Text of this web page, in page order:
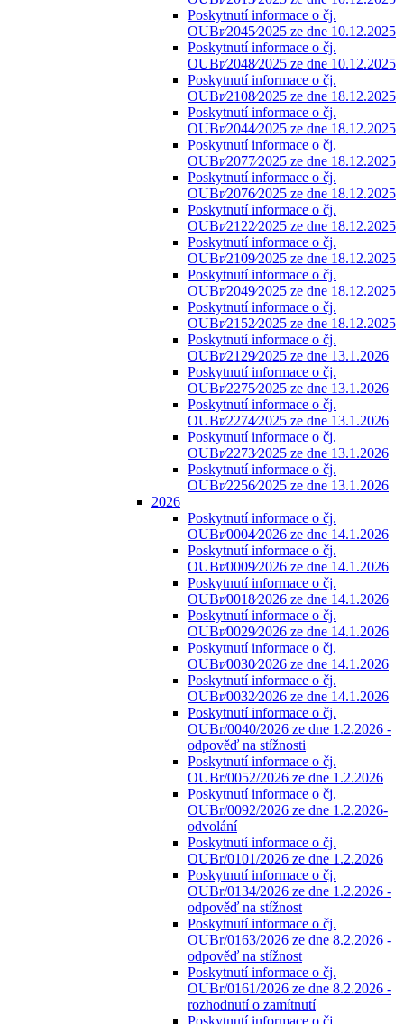
Poskytnutí informace o čj.
OUBr⁄2045⁄2025 ze dne 10.12.2025
Poskytnutí informace o čj.
OUBr⁄2048⁄2025 ze dne 10.12.2025
Poskytnutí informace o čj.
OUBr⁄2108⁄2025 ze dne 18.12.2025
Poskytnutí informace o čj.
OUBr⁄2044⁄2025 ze dne 18.12.2025
Poskytnutí informace o čj.
OUBr⁄2077⁄2025 ze dne 18.12.2025
Poskytnutí informace o čj.
OUBr⁄2076⁄2025 ze dne 18.12.2025
Poskytnutí informace o čj.
OUBr⁄2122⁄2025 ze dne 18.12.2025
Poskytnutí informace o čj.
OUBr⁄2109⁄2025 ze dne 18.12.2025
Poskytnutí informace o čj.
OUBr⁄2049⁄2025 ze dne 18.12.2025
Poskytnutí informace o čj.
OUBr⁄2152⁄2025 ze dne 18.12.2025
Poskytnutí informace o čj.
OUBr⁄2129⁄2025 ze dne 13.1.2026
Poskytnutí informace o čj.
OUBr⁄2275⁄2025 ze dne 13.1.2026
Poskytnutí informace o čj.
OUBr⁄2274⁄2025 ze dne 13.1.2026
Poskytnutí informace o čj.
OUBr⁄2273⁄2025 ze dne 13.1.2026
Poskytnutí informace o čj.
OUBr⁄2256⁄2025 ze dne 13.1.2026
2026
Poskytnutí informace o čj.
OUBr⁄0004⁄2026 ze dne 14.1.2026
Poskytnutí informace o čj.
OUBr⁄0009⁄2026 ze dne 14.1.2026
Poskytnutí informace o čj.
OUBr⁄0018⁄2026 ze dne 14.1.2026
Poskytnutí informace o čj.
OUBr⁄0029⁄2026 ze dne 14.1.2026
Poskytnutí informace o čj.
OUBr⁄0030⁄2026 ze dne 14.1.2026
Poskytnutí informace o čj.
OUBr⁄0032⁄2026 ze dne 14.1.2026
Poskytnutí informace o čj.
OUBr/0040/2026 ze dne 1.2.2026 -
odpověď na stížnosti
Poskytnutí informace o čj.
OUBr/0052/2026 ze dne 1.2.2026
Poskytnutí informace o čj.
OUBr/0092/2026 ze dne 1.2.2026-
odvolání
Poskytnutí informace o čj.
OUBr/0101/2026 ze dne 1.2.2026
Poskytnutí informace o čj.
OUBr/0134/2026 ze dne 1.2.2026 -
odpověď na stížnost
Poskytnutí informace o čj.
OUBr/0163/2026 ze dne 8.2.2026 -
odpověď na stížnost
Poskytnutí informace o čj.
OUBr/0161/2026 ze dne 8.2.2026 -
rozhodnutí o zamítnutí
Poskytnutí informace o čj.